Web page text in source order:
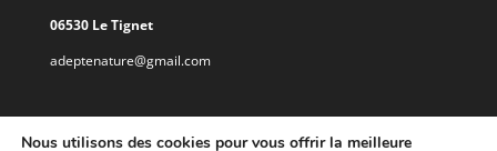
06530 Le Tignet
adeptenature@gmail.com
Nous utilisons des cookies pour vous offrir la meilleure